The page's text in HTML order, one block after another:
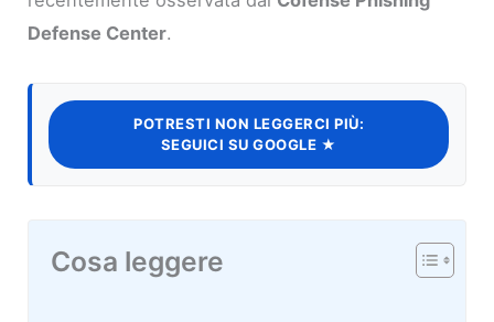
Defense Center.
POTRESTI NON LEGGERCI PIÙ:
SEGUICI SU GOOGLE ★
Cosa leggere